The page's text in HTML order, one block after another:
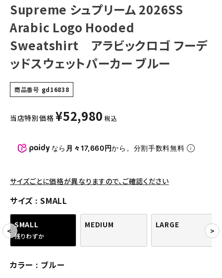
キャップ・ハット
ニット帽・ビーニー
バックパック・リュック
その他バッグ類
スニーカー・ブーツ
パンツ・ショーツ
SEASON
CONTENTS
ACCOUNT MENU
Supreme シュプリーム 2026SS
Arabic Logo Hooded
Sweatshirt アラビックロゴ フーデ
ッドスウェットパーカー ブルー
商品番号 gd16838
当店特別価格 ¥52,980 税込
なら 月々17,660円から。分割手数料無料
サイズごとに価格が異なりますので、ご確認ください
サイズ SMALL
SMALL
残りわずか
MEDIUM LARGE
カラー ブルー